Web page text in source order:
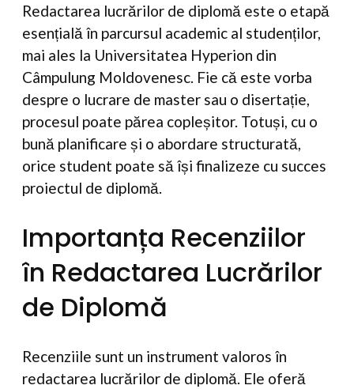
Redactarea lucrărilor de diplomă este o etapă
esențială în parcursul academic al studenților,
mai ales la Universitatea Hyperion din
Câmpulung Moldovenesc. Fie că este vorba
despre o lucrare de master sau o disertație,
procesul poate părea copleșitor. Totuși, cu o
bună planificare și o abordare structurată,
orice student poate să își finalizeze cu succes
proiectul de diplomă.
Importanța Recenziilor
în Redactarea Lucrărilor
de Diplomă
Recenziile sunt un instrument valoros în
redactarea lucrărilor de diplomă. Ele oferă